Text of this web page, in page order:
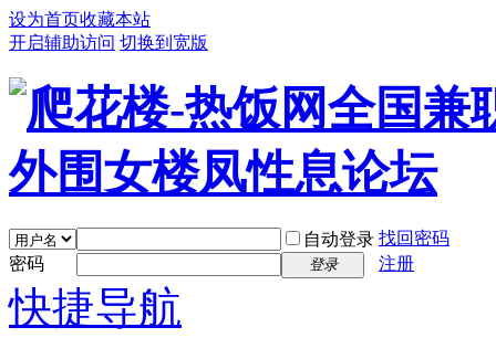
设为首页收藏本站
开启辅助访问 切换到宽版
自动登录 找回密码
密码
登录 注册
快捷导航